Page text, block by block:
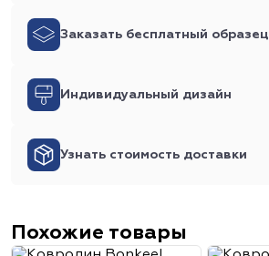
Заказать бесплатный образец
Индивидуальный дизайн
Узнать стоимость доставки
Похожие товары